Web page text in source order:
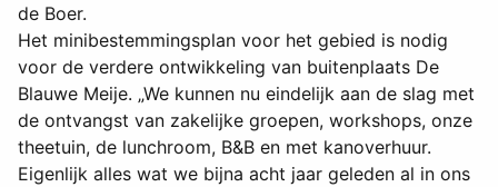
de Boer.
Het minibestemmingsplan voor het gebied is nodig
voor de verdere ontwikkeling van buitenplaats De
Blauwe Meije. „We kunnen nu eindelijk aan de slag met
de ontvangst van zakelijke groepen, workshops, onze
theetuin, de lunchroom, B&B en met kanoverhuur.
Eigenlijk alles wat we bijna acht jaar geleden al in ons